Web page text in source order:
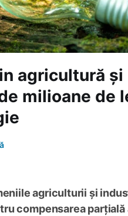
agricultură și
milioane de
agriculturii și
compensarea